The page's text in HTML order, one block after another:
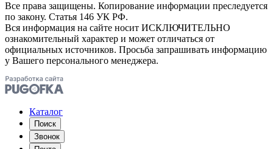
Все права защищены. Копирование информации преследуется
по закону. Статья 146 УК РФ.
Вся информация на сайте носит ИСКЛЮЧИТЕЛЬНО
ознакомительный характер и может отличаться от
официальных источников. Просьба запрашивать информацию
у Вашего персонального менеджера.
Каталог
Поиск
Звонок